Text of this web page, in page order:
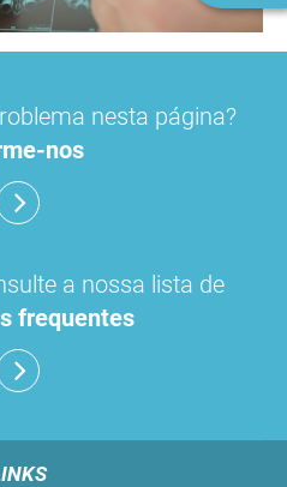
nesta página?
nos
a nossa lista de
frequentes